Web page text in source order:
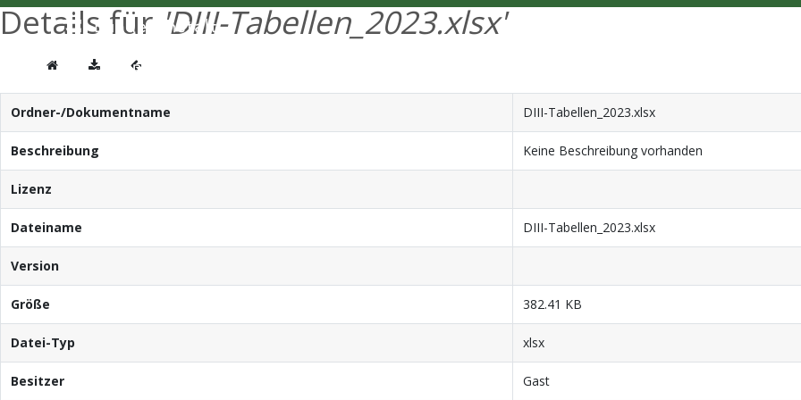
Details für 'DIII-Tabellen_2023.xlsx'
Ordner-/Dokumentname DIII-Tabellen_2023.xlsx
Beschreibung Keine Beschreibung vorhanden
Lizenz
Dateiname DIII-Tabellen_2023.xlsx
Version
Größe 382.41 KB
Datei-Typ xlsx
Besitzer Gast